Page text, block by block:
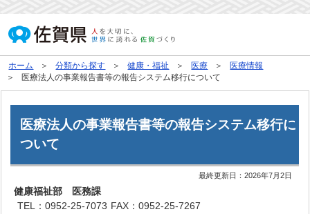
ホーム 分類から探す 健康・福祉 医療
医療情報
医療法人の事業報告書等の報告システム移行について
医療法人の事業報告書等の報告システム移行に
ついて
最終更新日：2026年7月2日
健康福祉部 医務課
TEL：0952-25-7073 FAX：0952-25-7267